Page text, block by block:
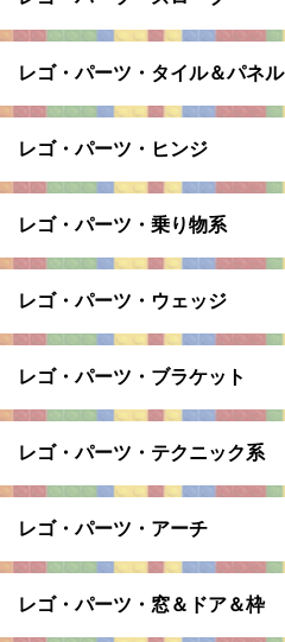
レゴ・パーツ・タイル＆パネル
レゴ・パーツ・ヒンジ
レゴ・パーツ・乗り物系
レゴ・パーツ・ウェッジ
レゴ・パーツ・ブラケット
レゴ・パーツ・テクニック系
レゴ・パーツ・アーチ
レゴ・パーツ・窓＆ドア＆枠